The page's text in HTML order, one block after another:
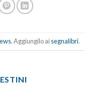
. Aggiungilo aisegnalibri.